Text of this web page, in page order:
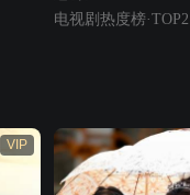
电视剧热度榜·TOP2
VIP